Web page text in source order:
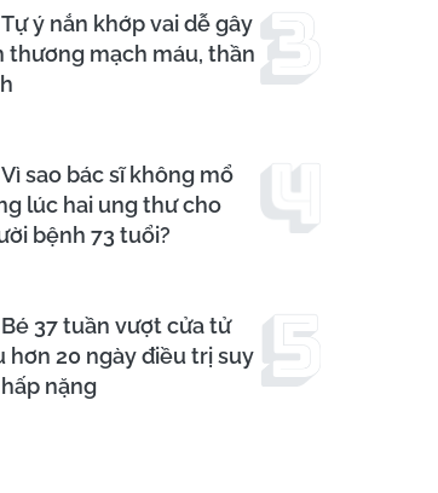
Tự ý nắn khớp vai dễ gây
thương mạch máu, thần
Vì sao bác sĩ không mổ
lúc hai ung thư cho
bệnh 73 tuổi?
Bé 37 tuần vượt cửa tử
hơn 20 ngày điều trị suy
nặng